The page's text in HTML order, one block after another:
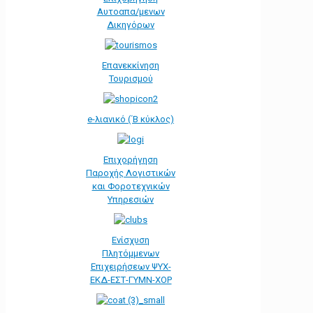
Αυτοαπα/μενων
Δικηγόρων
Επανεκκίνηση
Τουρισμού
e-λιανικό (΄Β κύκλος)
Επιχορήγηση
Παροχής Λογιστικών
και Φοροτεχνικών
Υπηρεσιών
Ενίσχυση
Πλητόμμενων
Επιχειρήσεων ΨΥΧ-
ΕΚΔ-ΕΣΤ-ΓΥΜΝ-ΧΟΡ